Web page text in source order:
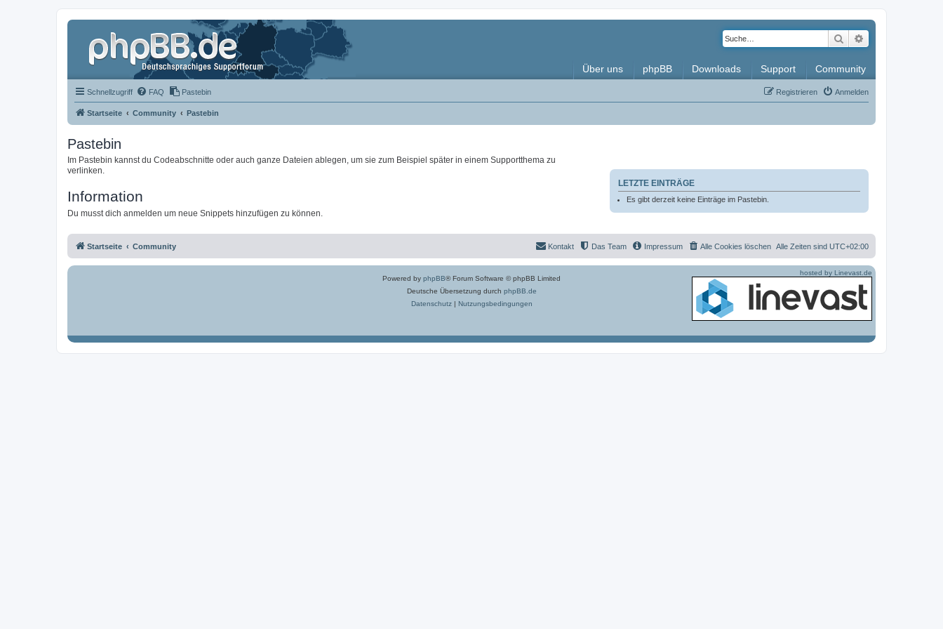
Suche
Über uns phpBB Downloads Support Community
Schnellzugriff FAQ Pastebin Anmelden
Registrieren
Startseite Community Pastebin
Pastebin
Im Pastebin kannst du Codeabschnitte oder auch ganze Dateien ablegen, um sie zum Beispiel später in einem Supportthema zu
verlinken.
Information
Du musst dich anmelden um neue Snippets hinzufügen zu können.
LETZTE EINTRÄGE
Es gibt derzeit keine Einträge im Pastebin.
Startseite Community Alle Zeiten sind UTC+02:00
Alle Cookies löschen
Impressum
Das Team
Kontakt
Powered by phpBB® Forum Software © phpBB Limited
Deutsche Übersetzung durch phpBB.de
Datenschutz| Nutzungsbedingungen
hosted by Linevast.de